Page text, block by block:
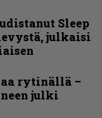
Sleep
julkaisi
rytinällä –
julki